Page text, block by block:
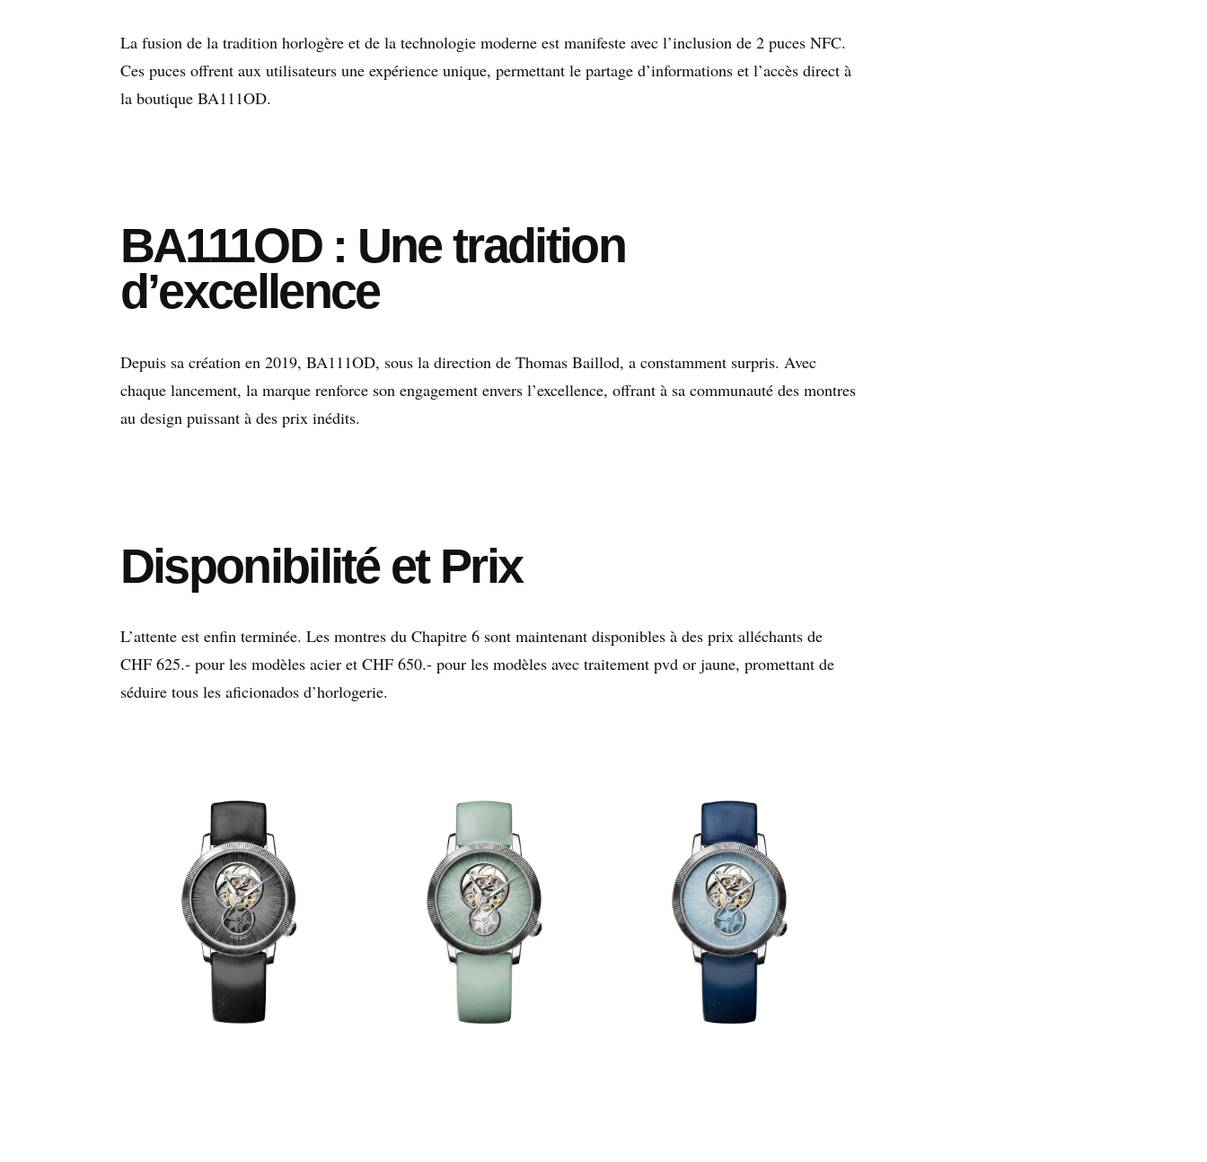
La fusion de la tradition horlogère et de la technologie moderne est manifeste avec l’inclusion de 2 puces NFC.
Ces puces offrent aux utilisateurs une expérience unique, permettant le partage d’informations et l’accès direct à
la boutique BA111OD.
BA111OD : Une tradition
d’excellence
Depuis sa création en 2019, BA111OD, sous la direction de Thomas Baillod, a constamment surpris. Avec
chaque lancement, la marque renforce son engagement envers l’excellence, offrant à sa communauté des montres
au design puissant à des prix inédits.
Disponibilité et Prix
L’attente est enfin terminée. Les montres du Chapitre 6 sont maintenant disponibles à des prix alléchants de
CHF 625.- pour les modèles acier et CHF 650.- pour les modèles avec traitement pvd or jaune, promettant de
séduire tous les aficionados d’horlogerie.